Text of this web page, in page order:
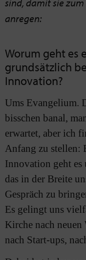
anregen:
Worum geht es
grundsätzlich
Innovation?
Ums Evangelium.
bisschen banal,
erwartet, aber ich
Anfang zu stellen:
Innovation geht es
das in der Breite
Gespräch zu
Es gelingt uns
Kirche nach
nach Start-ups,